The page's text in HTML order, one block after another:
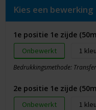
Kies een bewerking
1e positie 1e zijde
Onbewerkt 1
Bedrukkingsmethode:
2e positie 1e zijde
Onbewerkt 1